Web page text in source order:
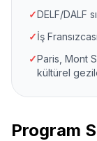
✓DELF/DALF
✓İş
✓Paris, Mont
kültürel
Program